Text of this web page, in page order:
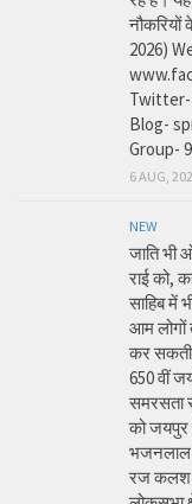
नौकरियों
2026)
Blog-
Group-
6 AUG,
NEW
जाति भी
राई को,
साहिब में
आम लोगों
कर सकती
650 वीं
समरसता
को जयपुर
भजनलाल
रज कलश